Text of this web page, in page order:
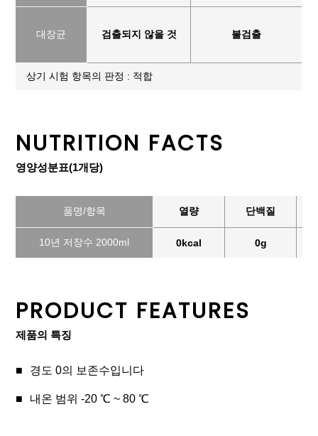
대장균 검출되지 않을 것 불검출
상기 시험 항목의 판정 : 적합
NUTRITION FACTS
영양성분표(1개당)
품명/항목 열량 단백질
10년 저장수 2000ml 0kcal 0g
PRODUCT FEATURES
제품의 특징
경도 0의 보존수입니다
내온 범위 -20 ℃ ~ 80 ℃